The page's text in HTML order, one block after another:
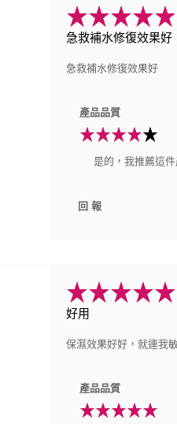
急救補水修復效果好
急救補水修復效果好
產品品質
是的，我推薦這
回報
好用
保濕效果好好，就連我
產品品質